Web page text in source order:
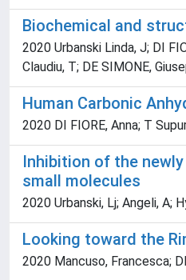
Biochemical and
2020 Urbanski Linda, J; DI
Claudiu, T; DE SIMONE,
Human Carbonic
2020 DI FIORE, Anna; T
Inhibition of the
small molecules
2020 Urbanski, Lj; Angeli, A;
Looking toward the
2020 Mancuso, Francesca;